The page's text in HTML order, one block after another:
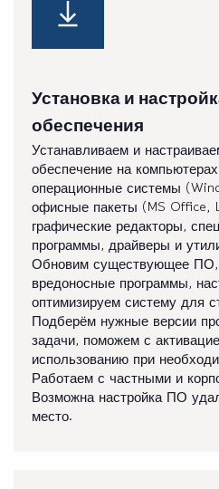
Установка и
обеспечения
Устанавливаем и
обеспечение на
операционные системы
офисные пакеты (MS Office,
графические редакторы,
программы, драйверы и
Обновим существующее
вредоносные программы,
оптимизируем систему для
Подберём нужные версии
задачи, поможем с
использованию при
Работаем с частными и
Возможна настройка ПО
место.